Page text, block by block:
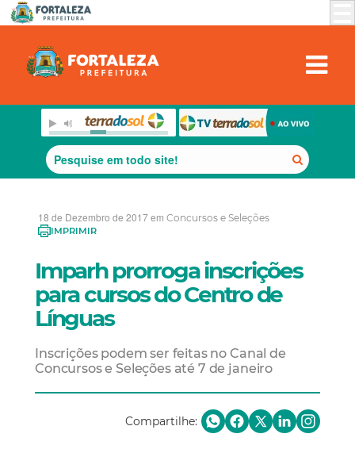
18 de Dezembro de 2017 em Concursos e Seleções
IMPRIMIR
Imparh prorroga inscrições
para cursos do Centro de
Línguas
Inscrições podem ser feitas no Canal de
Concursos e Seleções até 7 de janeiro
Compartilhe: